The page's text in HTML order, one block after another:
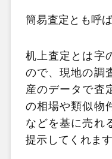
簡易査定とも呼
机上査定とは字
ので、現地の調
産のデータで査
の相場や類似物
などを基に売れ
提示してくれます